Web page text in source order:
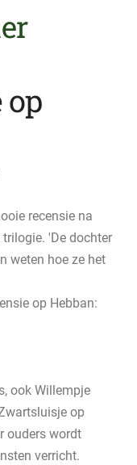
recensie na
'De dochter
weten hoe ze het
op Hebban:
ook Willempje
op
ouders wordt
verricht.